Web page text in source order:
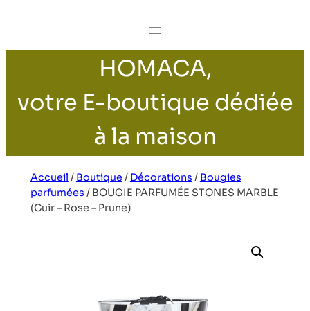
HOMACA,
votre E-boutique dédiée
à la maison
Accueil / Boutique/ Décorations / Bougies
parfumées / BOUGIE PARFUMÉE STONES MARBLE
(Cuir – Rose – Prune)